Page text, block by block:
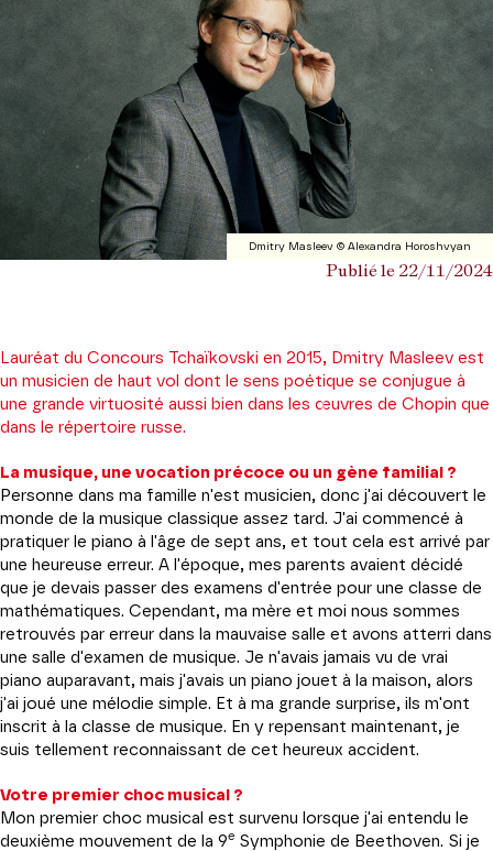
Dmitry Masleev © Alexandra Horoshvyan
Publié le 22/11/2024
Lauréat du Concours Tchaïkovski en 2015, Dmitry Masleev est
un musicien de haut vol dont le sens poétique se conjugue à
une grande virtuosité aussi bien dans les œuvres de Chopin que
dans le répertoire russe.
La musique, une vocation précoce ou un gène familial ?
Personne dans ma famille n'est musicien, donc j'ai découvert le
monde de la musique classique assez tard. J'ai commencé à
pratiquer le piano à l'âge de sept ans, et tout cela est arrivé par
une heureuse erreur. A l'époque, mes parents avaient décidé
que je devais passer des examens d'entrée pour une classe de
mathématiques. Cependant, ma mère et moi nous sommes
retrouvés par erreur dans la mauvaise salle et avons atterri dans
une salle d'examen de musique. Je n'avais jamais vu de vrai
piano auparavant, mais j'avais un piano jouet à la maison, alors
j'ai joué une mélodie simple. Et à ma grande surprise, ils m'ont
inscrit à la classe de musique. En y repensant maintenant, je
suis tellement reconnaissant de cet heureux accident.
Votre premier choc musical ?
Mon premier choc musical est survenu lorsque j'ai entendu le
deuxième mouvement de la 9e Symphonie de Beethoven. Si je